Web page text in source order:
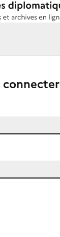
connecter